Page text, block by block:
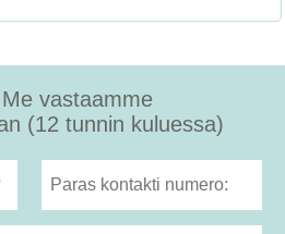
vastaamme
(12 tunnin kuluessa)